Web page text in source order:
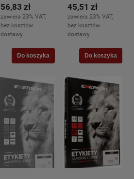
210x297mm,
100 arkuszy
(1)
56,83 zł
zawiera 23% VAT,
bez kosztów
dostawy
Do koszyka
100 arkuszy
(1)
45,51 zł
zawiera 23% VAT,
bez kosztów
dostawy
Do koszyka